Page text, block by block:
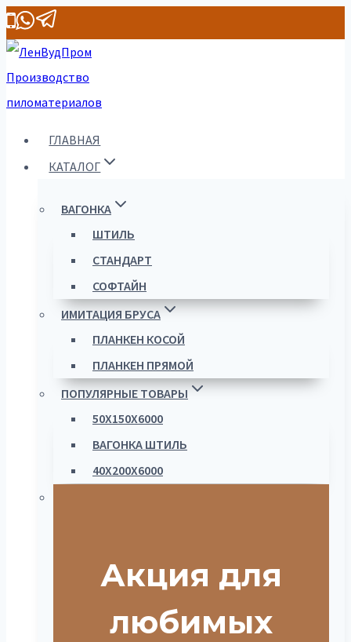
Перейти
к
ГЛАВНАЯ
КАТАЛОГ
ВАГОНКА
ШТИЛЬ
СТАНДАРТ
СОФТАЙН
ИМИТАЦИЯ БРУСА
ПЛАНКЕН КОСОЙ
ПЛАНКЕН ПРЯМОЙ
ПОПУЛЯРНЫЕ ТОВАРЫ
50Х150Х6000
ВАГОНКА ШТИЛЬ
40Х200Х6000
Акция для
любимых